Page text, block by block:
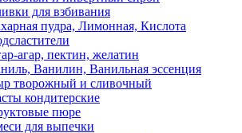
для взбивания
пудра, Лимонная, Кислота
агар, пектин, желатин
Ванилин, Ванильная эссенция
творожный и сливочный
кондитерские
пюре
для выпечки